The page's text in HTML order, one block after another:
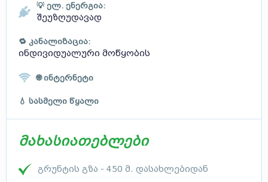
💡 ელ. ენერგია:
შეუზღუდავად
🔁 კანალიზაცია:
ინდივიდუალური მოწყობის
🌐 ინტერნეტი
💧 სასმელი წყალი
მახასიათებლები
გრუნტის გზა - 450 მ. დასახლებიდან